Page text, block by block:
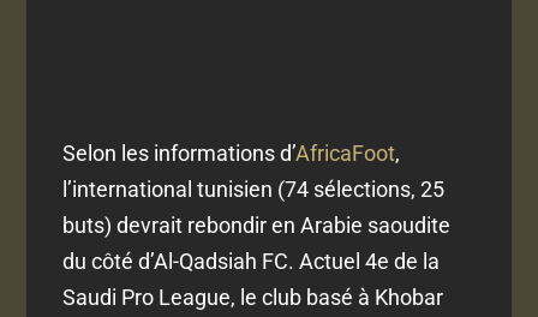
Selon les informations d’AfricaFoot,
l’international tunisien (74 sélections, 25
buts) devrait rebondir en Arabie saoudite
du côté d’Al-Qadsiah FC. Actuel 4e de la
Saudi Pro League, le club basé à Khobar